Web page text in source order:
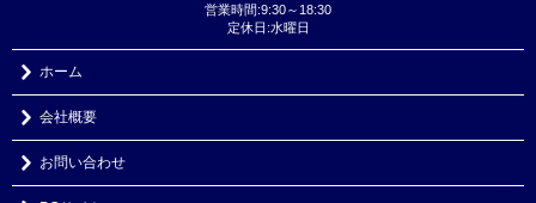
営業時間:9:30～18:30
定休日:水曜日
ホーム
会社概要
お問い合わせ